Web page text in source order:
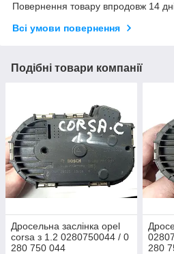
Повернення товару впродовж 14
Всі умови повернення
Подібні товари компанії
Дросельна заслінка opel
corsa з 1.2 0280750044 / 0
280 750 044
280